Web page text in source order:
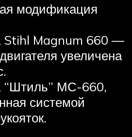
модификация
Stihl Magnum 660 —
увеличена
“Штиль” МС-660,
системой